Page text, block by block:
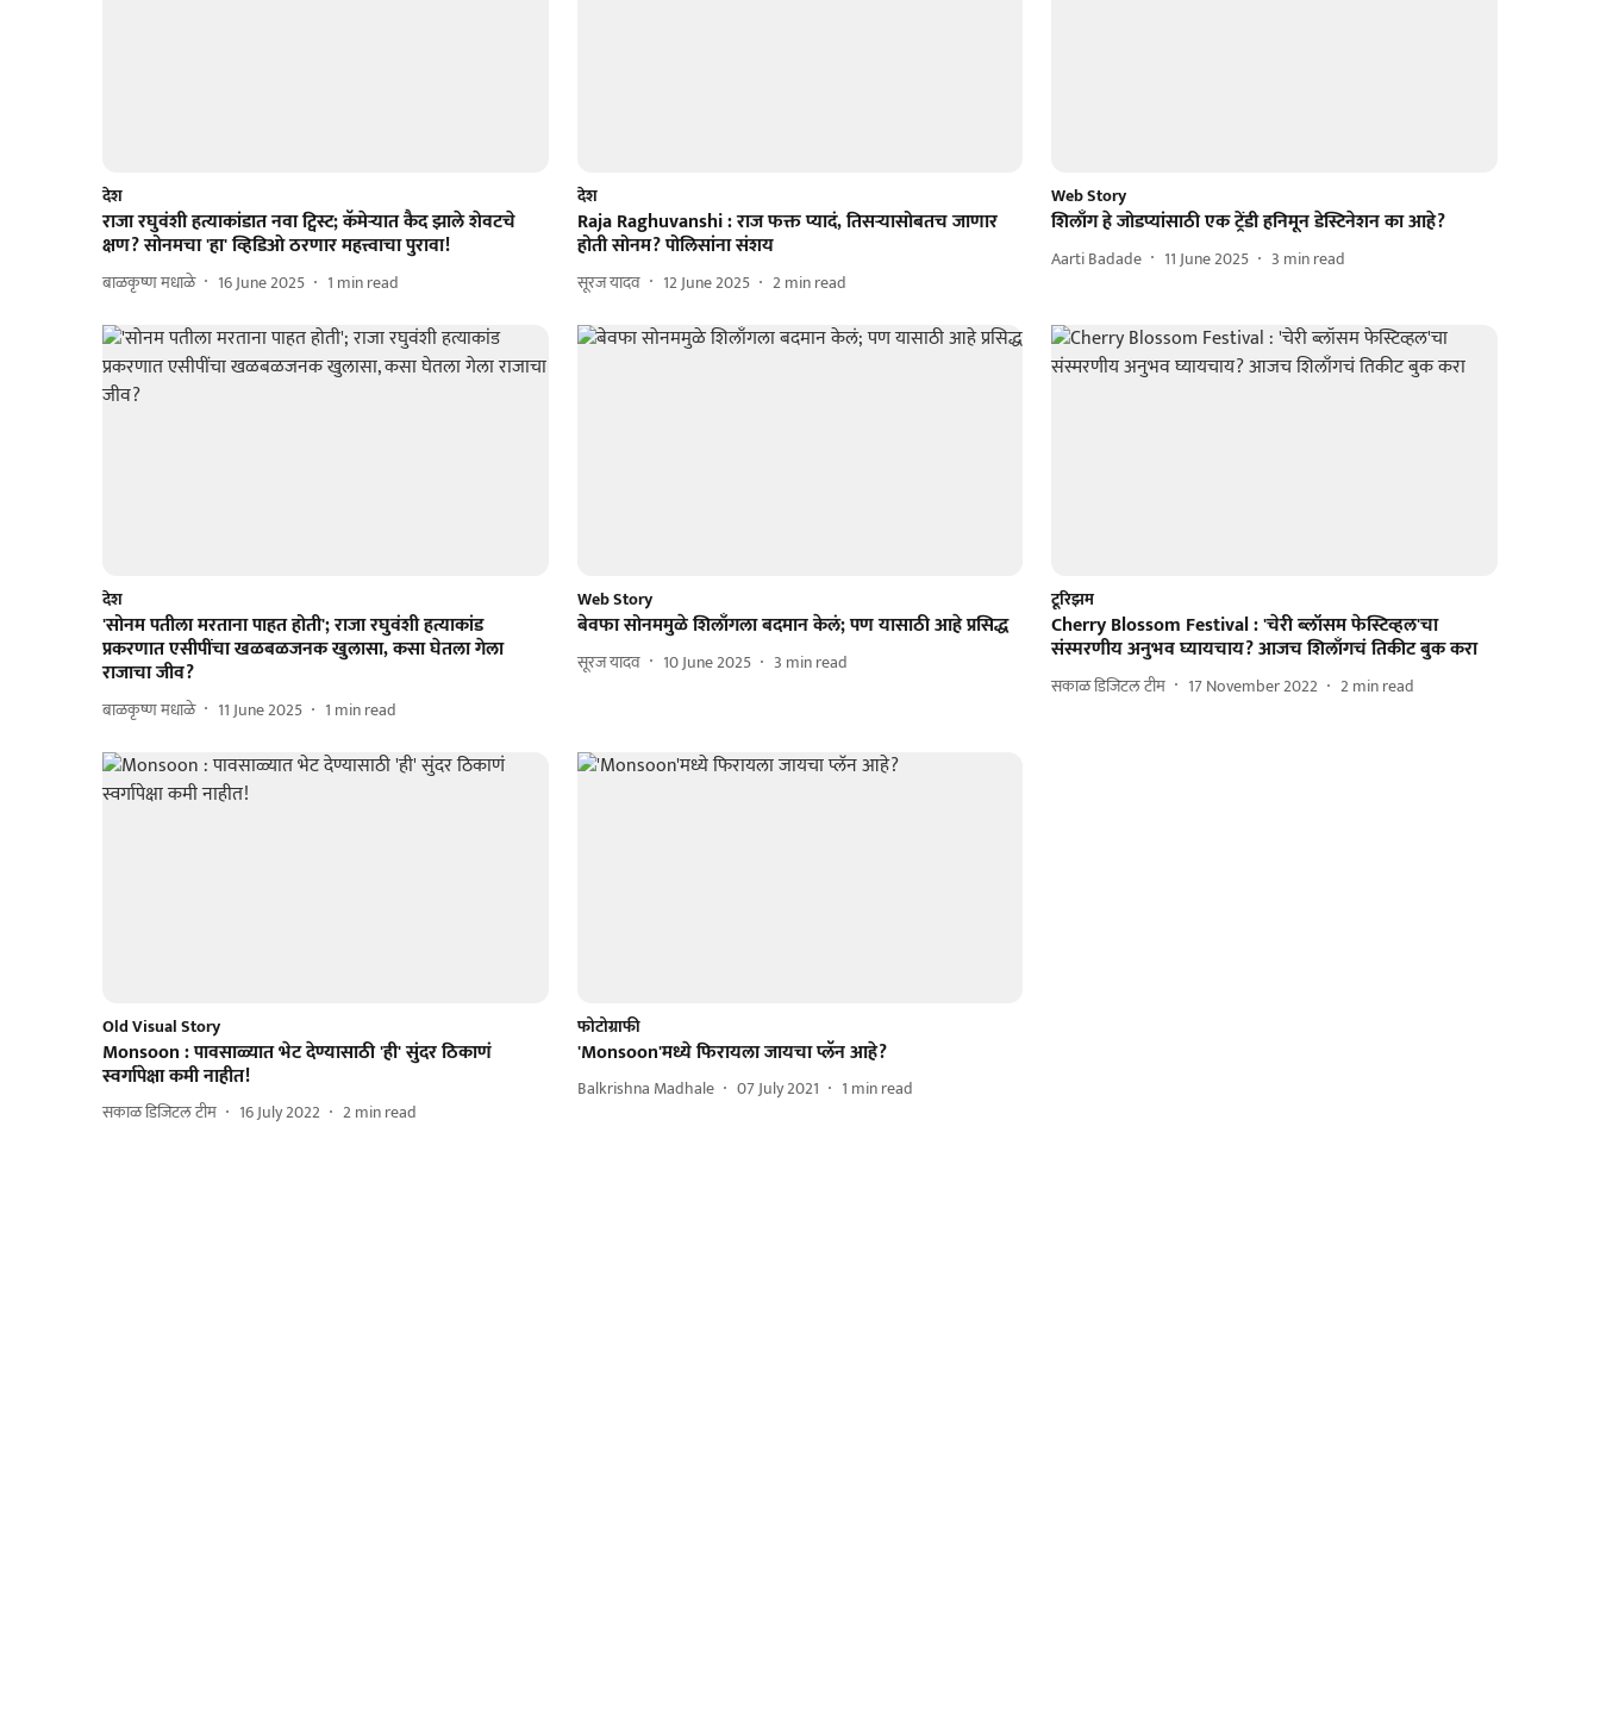
देश
राजा रघुवंशी हत्याकांडात नवा ट्विस्ट; कॅमेऱ्यात कैद झाले शेवटचे
क्षण? सोनमचा 'हा' व्हिडिओ ठरणार महत्त्वाचा पुरावा!
बाळकृष्ण मधाळे 16 June 2025 1 min read
देश
Raja Raghuvanshi : राज फक्त प्यादं, तिसऱ्यासोबतच जाणार
होती सोनम? पोलिसांना संशय
सूरज यादव 12 June 2025 2min read
Web Story
शिलाँग हे जोडप्यांसाठी एक ट्रेंडी हनिमून डेस्टिनेशन का आहे?
Aarti Badade 11 June 2025 3 min read
देश
'सोनम पतीला मरताना पाहत होती'; राजा रघुवंशी हत्याकांड
प्रकरणात एसीपींचा खळबळजनक खुलासा, कसा घेतला गेला
राजाचा जीव?
बाळकृष्ण मधाळे 11 June 2025 1 min read
Web Story
बेवफा सोनममुळे शिलाँगला बदमान केलं; पण यासाठी आहे प्रसिद्ध
सूरज यादव 10 June 2025 3 min read
टूरिझम
Cherry Blossom Festival : 'चेरी ब्लॉसम फेस्टिव्हल'चा
संस्मरणीय अनुभव घ्यायचाय? आजच शिलाँगचं तिकीट बुक करा
सकाळ डिजिटल टीम 17 November 2022 2min read
Old Visual Story
Monsoon : पावसाळ्यात भेट देण्यासाठी 'ही' सुंदर ठिकाणं
स्वर्गापेक्षा कमी नाहीत!
सकाळ डिजिटल टीम 16 July 2022 2min read
फोटोग्राफी
'Monsoon'मध्ये फिरायला जायचा प्लॅन आहे?
Balkrishna Madhale 07 July 2021 1 min read